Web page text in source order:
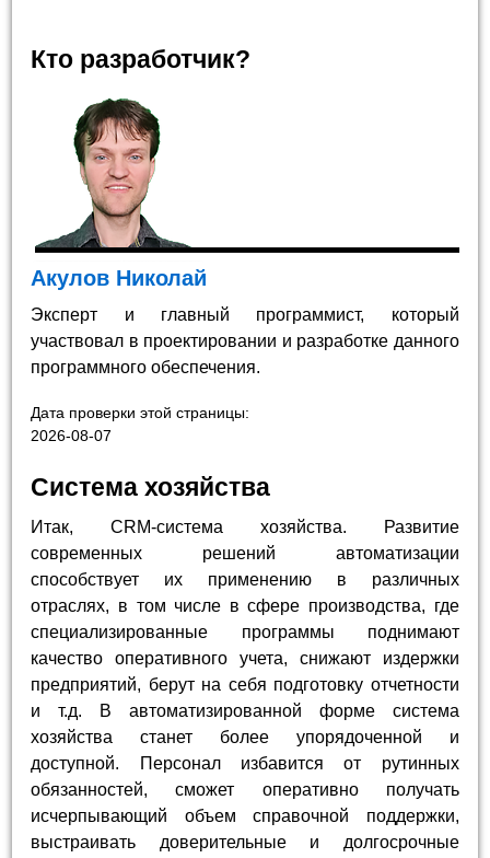
Кто разработчик?
Акулов Николай
Эксперт и главный программист, который
участвовал в проектировании и разработке данного
программного обеспечения.
Дата проверки этой страницы:
2026-08-07
Система хозяйства
Итак, CRM-система хозяйства. Развитие
современных решений автоматизации
способствует их применению в различных
отраслях, в том числе в сфере производства, где
специализированные программы поднимают
качество оперативного учета, снижают издержки
предприятий, берут на себя подготовку отчетности
и т.д. В автоматизированной форме система
хозяйства станет более упорядоченной и
доступной. Персонал избавится от рутинных
обязанностей, сможет оперативно получать
исчерпывающий объем справочной поддержки,
выстраивать доверительные и долгосрочные